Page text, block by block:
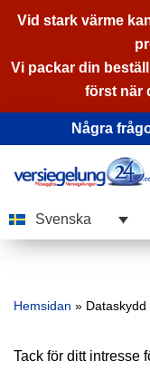
till
Vid stark värme
Vi packar din
först när
Några
Svenska
Hemsidan » Dataskydd
Tack för ditt intresse